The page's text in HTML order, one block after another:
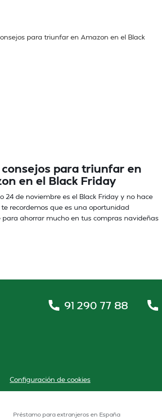
consejos para triunfar en
en el Black Friday
24 de noviembre es el Black Friday y no hace
recordemos que es una oportunidad
para ahorrar mucho en tus compras navideñas
91 290 77 88
Configuración de cookies
Préstamo para extranjeros en España